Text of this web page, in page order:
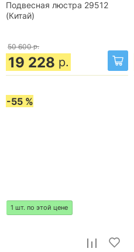
Подвесная люстра 29512
(Китай)
50 600 р.
19 228 р.
-55 %
1 шт. по этой цене